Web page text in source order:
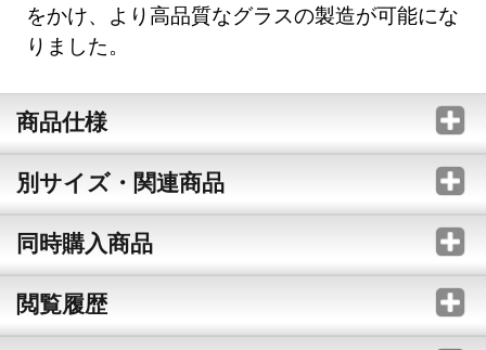
をかけ、より高品質なグラスの製造が可能にな
りました。
商品仕様
別サイズ・関連商品
同時購入商品
閲覧履歴